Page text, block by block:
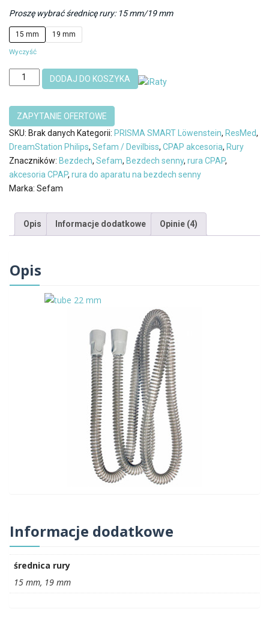
Proszę wybrać średnicę rury: 15 mm/19 mm
15 mm 19 mm
Wyczyść
ilość
Rura
aparat
CPAP/BiPAP/Respirator
z
maską
DODAJ DO KOSZYKA
SKU: Brak danych Kategorii: PRISMA SMART Löwenstein, ResMed,
DreamStation Philips, Sefam / Devilbiss, CPAP akcesoria, Rury
Znaczników: Bezdech, Sefam, Bezdech senny, rura CPAP,
akcesoria CPAP, rura do aparatu na bezdech senny
Marka: Sefam
Opis Informacje dodatkowe Opinie (4)
Opis
Informacje dodatkowe
średnica rury
15 mm, 19 mm